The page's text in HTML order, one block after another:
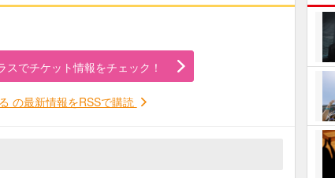
スでチケット情報をチェック！
の最新情報をRSSで購読